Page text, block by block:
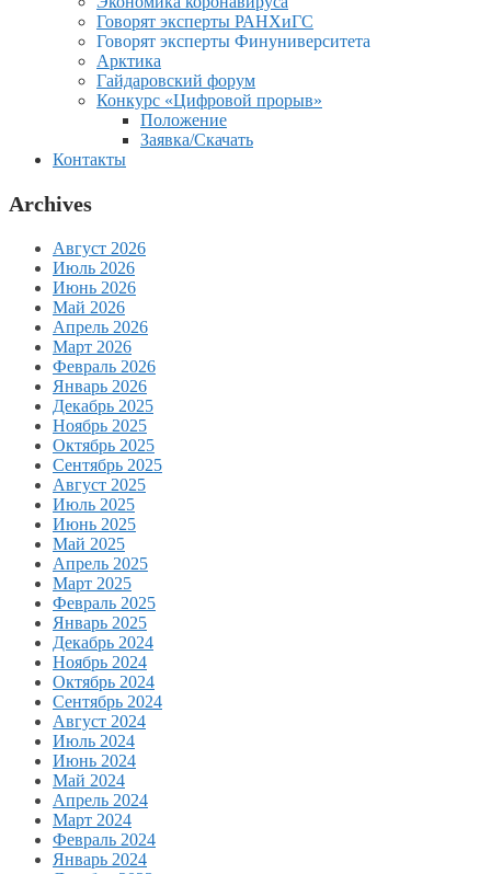
Говорят эксперты РАНХиГС
Говорят эксперты Финуниверситета
Арктика
Гайдаровский форум
Конкурс «Цифровой прорыв»
Положение
Заявка/Скачать
Контакты
Archives
Август 2026
Июль 2026
Июнь 2026
Май 2026
Апрель 2026
Март 2026
Февраль 2026
Январь 2026
Декабрь 2025
Ноябрь 2025
Октябрь 2025
Сентябрь 2025
Август 2025
Июль 2025
Июнь 2025
Май 2025
Апрель 2025
Март 2025
Февраль 2025
Январь 2025
Декабрь 2024
Ноябрь 2024
Октябрь 2024
Сентябрь 2024
Август 2024
Июль 2024
Июнь 2024
Май 2024
Апрель 2024
Март 2024
Февраль 2024
Январь 2024